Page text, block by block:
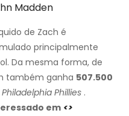
Madden
de Zach é
principalmente
Da mesma forma, de
também ganha 507.500
Philadelphia Phillies .
em <>